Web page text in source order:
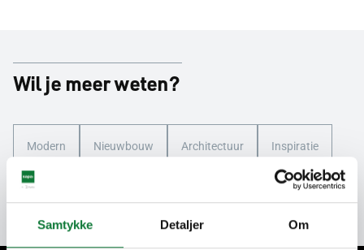
Samtykke Detaljer Om
Wil je meer weten?
Modern Nieuwbouw Architectuur Inspiratie
Ramen